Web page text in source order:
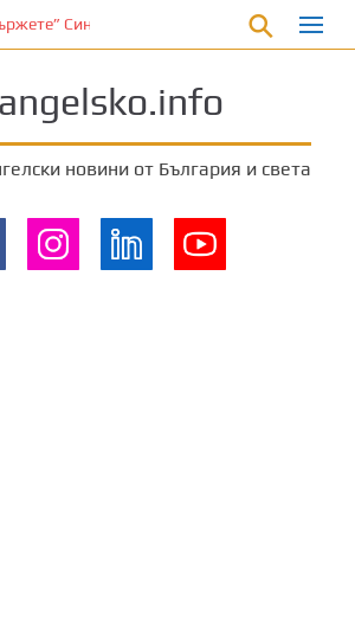
Синода и владиците…
новини от България и света